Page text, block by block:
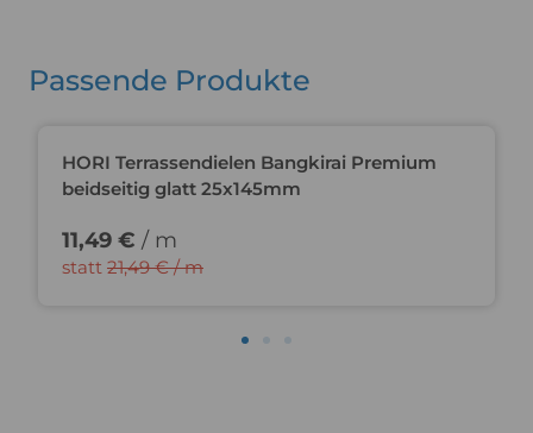
Passende Produkte
HORI Terrassendielen Bangkirai Premium
beidseitig glatt 25x145mm
11,49 € / m
statt 21,49 € / m